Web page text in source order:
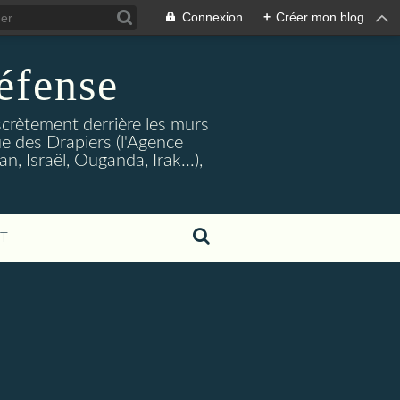
Connexion + Créer mon blog
derrière les murs
des Drapiers (l'Agence
Israël, Ouganda, Irak...),